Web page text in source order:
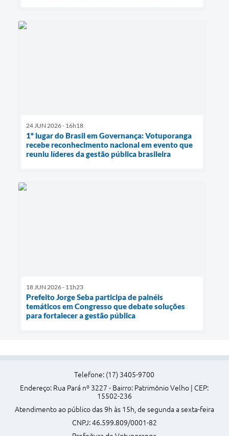
24 JUN 2026 - 16h18
1º lugar do Brasil em Governança: Votuporanga
recebe reconhecimento nacional em evento que
reuniu líderes da gestão pública brasileira
18 JUN 2026 - 11h23
Prefeito Jorge Seba participa de painéis
temáticos em Congresso que debate soluções
para fortalecer a gestão pública
Telefone: (17) 3405-9700
Endereço: Rua Pará nº 3227 - Bairro: Patrimônio Velho | CEP:
15502-236
Atendimento ao público das 9h às 15h, de segunda a sexta-feira
CNPJ: 46.599.809/0001-82